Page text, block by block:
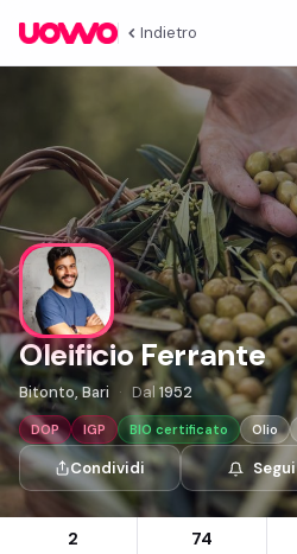
Indietro
Oleificio Ferrante
Bitonto, Bari Dal1952
DOP IGP BIO certificato Olio
Condividi Segui
2 74